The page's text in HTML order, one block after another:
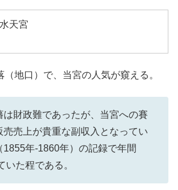
天宮
地口）で、当宮の人気が窺える。
は財政難であったが、当宮への賽
売売上が貴重な副収入となってい
1855年-1860年）の記録で年間
いた程である。